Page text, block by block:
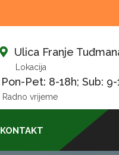
Ulica Franje
Lokacija
Pon-Pet: 8-18h; Sub:
Radno vrijeme
KONTAKT